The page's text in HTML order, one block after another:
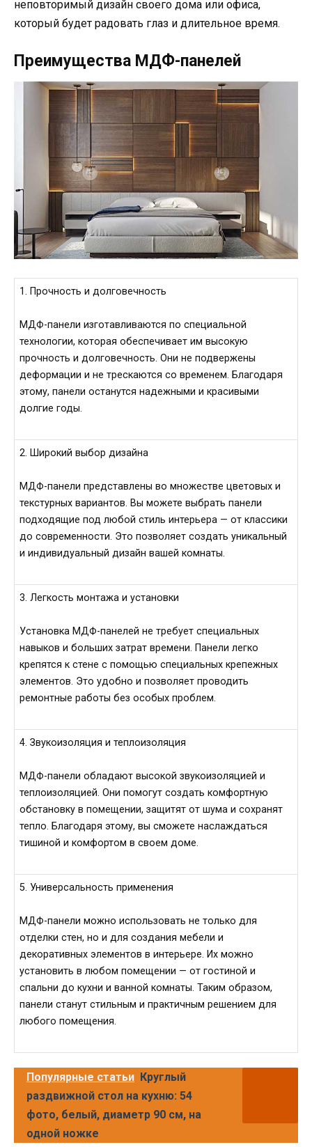
неповторимый дизайн своего дома или офиса,
который будет радовать глаз и длительное время.
Преимущества МДФ-панелей
1. Прочность и долговечность
МДФ-панели изготавливаются по специальной
технологии, которая обеспечивает им высокую
прочность и долговечность. Они не подвержены
деформации и не трескаются со временем. Благодаря
этому, панели останутся надежными и красивыми
долгие годы.
2. Широкий выбор дизайна
МДФ-панели представлены во множестве цветовых и
текстурных вариантов. Вы можете выбрать панели
подходящие под любой стиль интерьера — от классики
до современности. Это позволяет создать уникальный
и индивидуальный дизайн вашей комнаты.
3. Легкость монтажа и установки
Установка МДФ-панелей не требует специальных
навыков и больших затрат времени. Панели легко
крепятся к стене с помощью специальных крепежных
элементов. Это удобно и позволяет проводить
ремонтные работы без особых проблем.
4. Звукоизоляция и теплоизоляция
МДФ-панели обладают высокой звукоизоляцией и
теплоизоляцией. Они помогут создать комфортную
обстановку в помещении, защитят от шума и сохранят
тепло. Благодаря этому, вы сможете наслаждаться
тишиной и комфортом в своем доме.
5. Универсальность применения
МДФ-панели можно использовать не только для
отделки стен, но и для создания мебели и
декоративных элементов в интерьере. Их можно
установить в любом помещении — от гостиной и
спальни до кухни и ванной комнаты. Таким образом,
панели станут стильным и практичным решением для
любого помещения.
Популярные статьи Круглый
раздвижной стол на кухню: 54
фото, белый, диаметр 90 см, на
одной ножке